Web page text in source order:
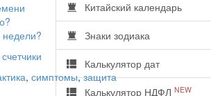
Китайский календарь
Знаки зодиака
Калькулятор дат
Калькулятор НДФЛ NEW
недели?
, симптомы,защита